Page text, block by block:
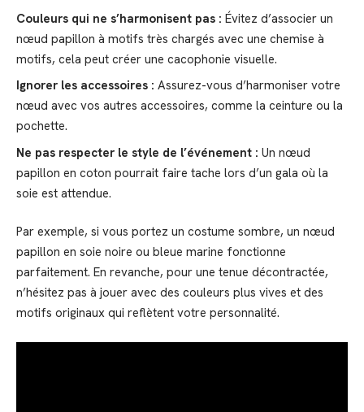
Couleurs qui ne s’harmonisent pas : Évitez d’associer un
nœud papillon à motifs très chargés avec une chemise à
motifs, cela peut créer une cacophonie visuelle.
Ignorer les accessoires : Assurez-vous d’harmoniser votre
nœud avec vos autres accessoires, comme la ceinture ou la
pochette.
Ne pas respecter le style de l’événement : Un nœud
papillon en coton pourrait faire tache lors d’un gala où la
soie est attendue.
Par exemple, si vous portez un costume sombre, un nœud
papillon en soie noire ou bleue marine fonctionne
parfaitement. En revanche, pour une tenue décontractée,
n’hésitez pas à jouer avec des couleurs plus vives et des
motifs originaux qui reflètent votre personnalité.